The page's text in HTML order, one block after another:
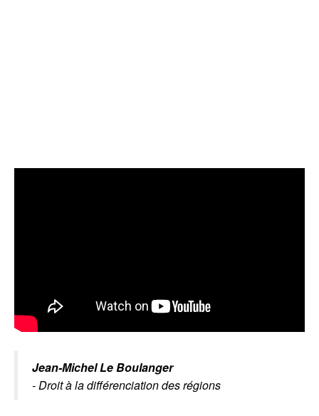
Jean-Michel Le Boulanger
- Droit à la différenciation des régions